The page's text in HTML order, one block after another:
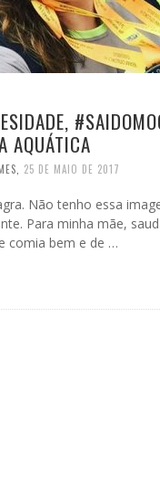
AQUÁTICA
25 DE MAIO DE 2017
Não tenho essa
Para minha mãe,
comia bem e de …